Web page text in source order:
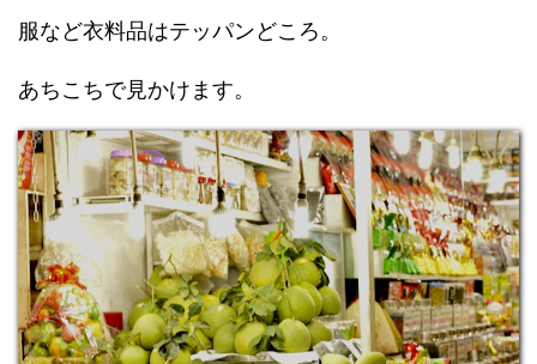
服など衣料品はテッパンどころ。
あちこちで見かけます。